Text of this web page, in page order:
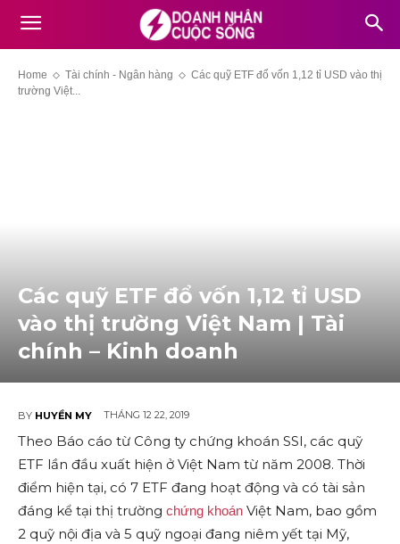
Home Tài chính - Ngân hàng
Các quỹ ETF đổ vốn 1,12 tỉ USD vào thị
trường Việt...
Các quỹ ETF đổ vốn 1,12 tỉ USD
vào thị trường Việt Nam | Tài
chính – Kinh doanh
BY HUYỀN MY THÁNG 12 22, 2019
Theo Báo cáo từ Công ty chứng khoán SSI, các quỹ
ETF lần đầu xuất hiện ở Việt Nam từ năm 2008. Thời
điểm hiện tại, có 7 ETF đang hoạt động và có tài sản
đáng kể tại thị trường chứng khoán Việt Nam, bao gồm
2 quỹ nội địa và 5 quỹ ngoại đang niêm yết tại Mỹ,